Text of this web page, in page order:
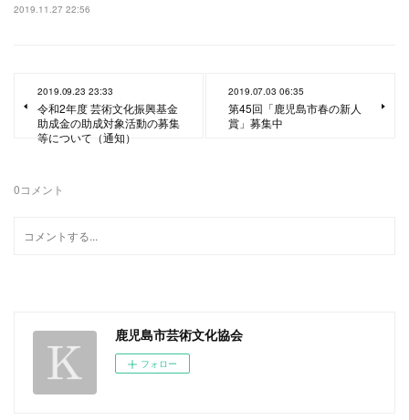
2019.11.27 22:56
2019.09.23 23:33
令和2年度 芸術文化振興基金
助成金の助成対象活動の募集
等について（通知）
2019.07.03 06:35
第45回「鹿児島市春の新人
賞」募集中
0コメント
鹿児島市芸術文化協会
フォロー